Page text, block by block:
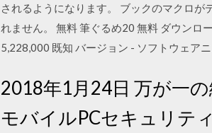
されるようになります。 ブックのマクロ
れません。 無料 筆ぐるめ20 無料 ダウンロ
5,228,000 既知 バージョン - ソフトウェア
2018年1月24日 万が一
モバイルPCセキュリテ